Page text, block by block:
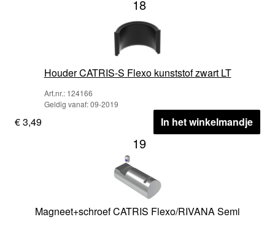
18
Houder CATRIS-S Flexo kunststof zwart LT
Art.nr.: 124166
Geldig vanaf: 09-2019
€ 3,49 In het winkelmandje
19
Magneet+schroef CATRIS Flexo/RIVANA Semi